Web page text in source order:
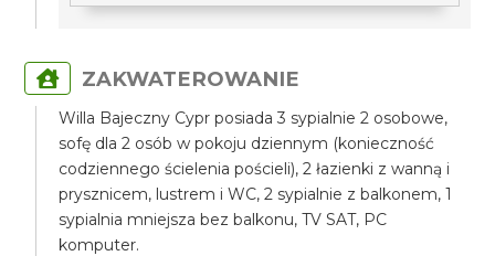
ZAKWATEROWANIE
Willa Bajeczny Cypr posiada 3 sypialnie 2 osobowe,
sofę dla 2 osób w pokoju dziennym (konieczność
codziennego ścielenia pościeli), 2 łazienki z wanną i
prysznicem, lustrem i WC, 2 sypialnie z balkonem, 1
sypialnia mniejsza bez balkonu, TV SAT, PC
komputer.